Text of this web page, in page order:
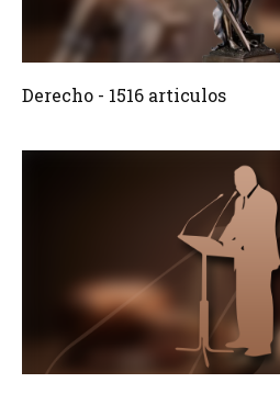
Crear
Derecho - 1516 articulos
Crear